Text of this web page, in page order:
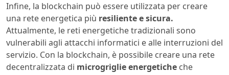
Infine, la blockchain può essere utilizzata per creare
una rete energetica più resiliente e sicura.
Attualmente, le reti energetiche tradizionali sono
vulnerabili agli attacchi informatici e alle interruzioni del
servizio. Con la blockchain, è possibile creare una rete
decentralizzata di microgriglie energetiche che